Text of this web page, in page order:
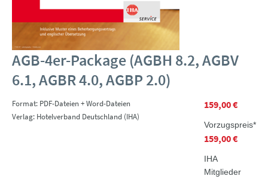
AGB-4er-Package (AGBH 8.2, AGBV
6.1, AGBR 4.0, AGBP 2.0)
Format: PDF-Dateien + Word-Dateien
Verlag: Hotelverband Deutschland (IHA)
159,00 €
Vorzugspreis*
159,00 €
IHA
Mitglieder